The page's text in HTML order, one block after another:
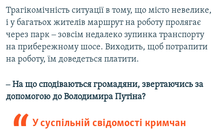
Трагікомічність ситуації в тому, що місто невелике,
і у багатьох жителів маршрут на роботу пролягає
через парк ‒ зовсім недалеко зупинка транспорту
на прибережному шосе. Виходить, щоб потрапити
на роботу, їм доведеться платити.
‒ На що сподіваються громадяни, звертаючись за
допомогою до Володимира Путіна?
У суспільній свідомості кримчан